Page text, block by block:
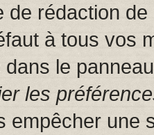
de rédaction
à tous vos
le
les
empêcher une